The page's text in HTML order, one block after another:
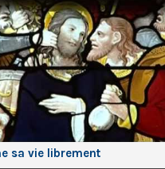
sa vie librement